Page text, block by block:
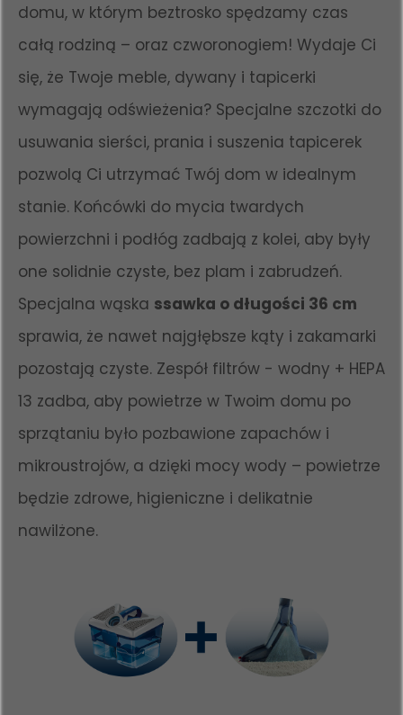
domu, w którym beztrosko spędzamy czas
całą rodziną – oraz czworonogiem! Wydaje Ci
się, że Twoje meble, dywany i tapicerki
wymagają odświeżenia? Specjalne szczotki do
usuwania sierści, prania i suszenia tapicerek
pozwolą Ci utrzymać Twój dom w idealnym
stanie. Końcówki do mycia twardych
powierzchni i podłóg zadbają z kolei, aby były
one solidnie czyste, bez plam i zabrudzeń.
Specjalna wąska ssawka o długości 36 cm
sprawia, że nawet najgłębsze kąty i zakamarki
pozostają czyste. Zespół filtrów - wodny + HEPA
13 zadba, aby powietrze w Twoim domu po
sprzątaniu było pozbawione zapachów i
mikroustrojów, a dzięki mocy wody – powietrze
będzie zdrowe, higieniczne i delikatnie
nawilżone.